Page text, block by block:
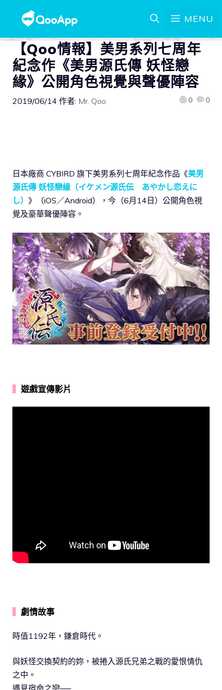
MENU
【Qoo情報】美男系列七周年
紀念作《美男源氏傳 妖怪戀
緣》公開角色視覺與聲優陣容
2019/06/14 作者: Mr. Qoo 0 0
日本廠商 CYBIRD 旗下美男系列七周年紀念作品《美男
源氏傳 妖怪戀緣（イケメン源氏伝 あやかし恋えに
し） 》（iOS／Android），今（6月14日）公開角色視
覺及豪華聲優陣容。
遊戲宣傳影片
劇情故事
時值1192年，鎌倉時代。
與妖怪交換契約的妳，被捲入源氏兄弟之戰的愛恨情仇
之中。
遇見宿命之戀──